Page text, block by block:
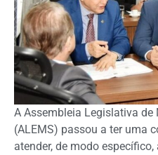
A Assembleia Legislativa de
(ALEMS) passou a ter uma
atender, de modo